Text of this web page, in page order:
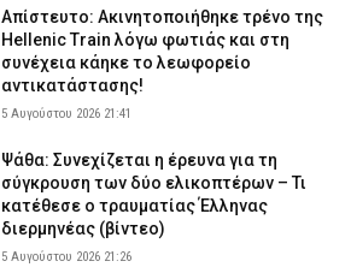
Απίστευτο: Ακινητοποιήθηκε τρένο της
Hellenic Train λόγω φωτιάς και στη
συνέχεια κάηκε το λεωφορείο
αντικατάστασης!
5 Αυγούστου 2026 21:41
Ψάθα: Συνεχίζεται η έρευνα για τη
σύγκρουση των δύο ελικοπτέρων – Τι
κατέθεσε ο τραυματίας Έλληνας
διερμηνέας (βίντεο)
5 Αυγούστου 2026 21:26